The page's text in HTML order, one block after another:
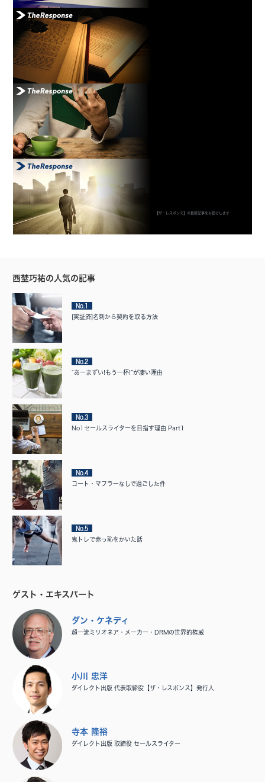
【ザ・レスポンス】の最新記事をお届けします
西埜巧祐の人気の記事
No.1
[実証済]名刺から契約を取る方法
No.2
“あーまずい!もう一杯!”が凄い理由
No.3
No1セールスライターを目指す理由 Part1
No.4
コート・マフラーなしで過ごした件
No.5
鬼トレで赤っ恥をかいた話
ゲスト・エキスパート
ダン・ケネディ
超一流ミリオネア・メーカー・DRMの世界的権威
小川 忠洋
ダイレクト出版 代表取締役【ザ・レスポンス】発行人
寺本 隆裕
ダイレクト出版 取締役 セールスライター